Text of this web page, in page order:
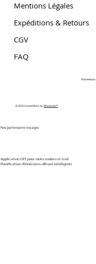
Mentions Légales
Expéditions & Retours
CGV
FAQ
Nos partenaires voyages
Application GPS pour moto enduro et trail
Planification d'itinéraires offroad intelligents
© 2025 Gravel Moto. byWixomatic™
Nos réseaux